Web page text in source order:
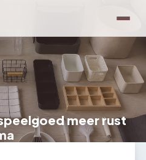
meer rust